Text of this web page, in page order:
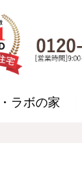
ラボの家